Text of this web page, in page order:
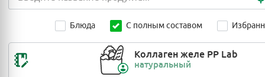
Блюда С полным составом
Коллаген желе PP Lab
натуральный